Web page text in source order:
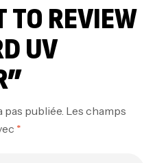
TO REVIEW
UV
publiée. Les champs
*